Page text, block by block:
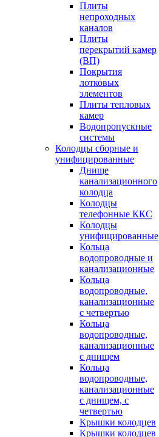
Плиты
непроходных
каналов
Плиты
перекрытий камер
(ВП)
Покрытия
лотковых
элементов
Плиты тепловых
камер
Водопропускные
системы
Колодцы сборные и
унифицированные
Днище
канализационного
колодца
Колодцы
телефонные ККС
Колодцы
унифицированные
Кольца
водопроводные и
канализационные
Кольца
водопроводные,
канализационные
с четвертью
Кольца
водопроводные,
канализационные
с днищем
Кольца
водопроводные,
канализационные
с днищем, с
четвертью
Крышки колодцев
Крышки колодцев